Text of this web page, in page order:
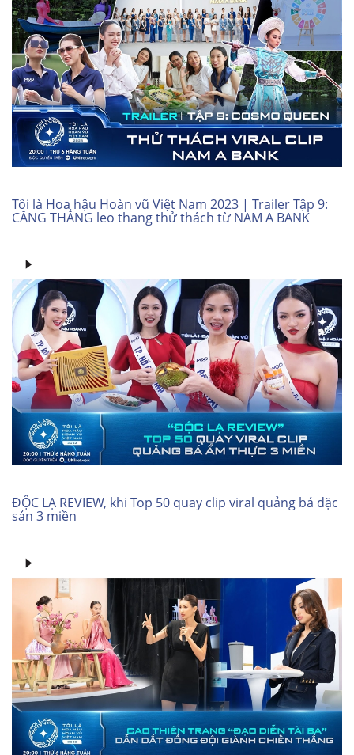
Tôi là Hoa hậu Hoàn vũ Việt Nam 2023 | Trailer Tập 9:
CĂNG THẲNG leo thang thử thách từ NAM A BANK
ĐỘC LẠ REVIEW, khi Top 50 quay clip viral quảng bá đặc
sản 3 miền